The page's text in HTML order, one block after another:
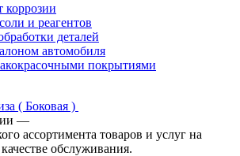
коррозии
и реагентов
деталей
автомобиля
покрытиями
( Боковая )
—
ассортимента товаров и услуг на
обслуживания.